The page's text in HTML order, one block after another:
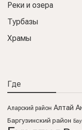
Реки и озера
Турбазы
Храмы
Где
Аларский район Алтай
Баргузинский район